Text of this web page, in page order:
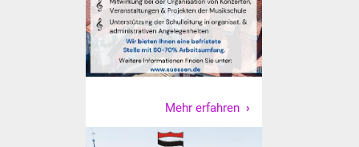
Kulturhalle
Vereine und Parteien
Selbsteintrag Vereine
Mehr erfahren